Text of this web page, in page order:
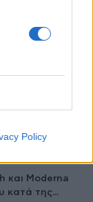
Policy
Καινοτομία
ταχύτητες
και Moderna
κατά της...